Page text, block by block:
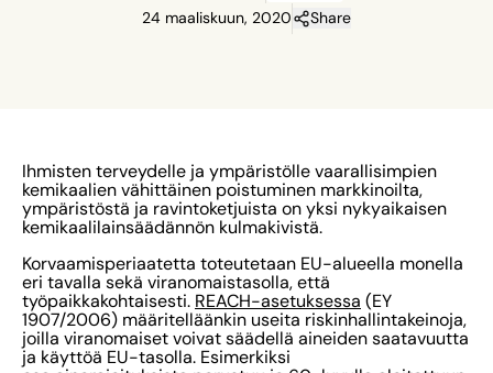
24 maaliskuun, 2020
Share
Ihmisten terveydelle ja ympäristölle vaarallisimpien
kemikaalien vähittäinen poistuminen markkinoilta,
ympäristöstä ja ravintoketjuista on yksi nykyaikaisen
kemikaalilainsäädännön kulmakivistä.
Korvaamisperiaatetta toteutetaan EU-alueella monella
eri tavalla sekä viranomaistasolla, että
työpaikkakohtaisesti. REACH-asetuksessa (EY
1907/2006) määritelläänkin useita riskinhallintakeinoja,
joilla viranomaiset voivat säädellä aineiden saatavuutta
ja käyttöä EU-tasolla. Esimerkiksi